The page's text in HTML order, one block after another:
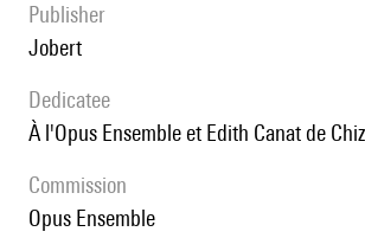
publisher
Jobert
Dedicatee
à l'Opus Ensemble et Edith Canat de
Commission
Opus Ensemble